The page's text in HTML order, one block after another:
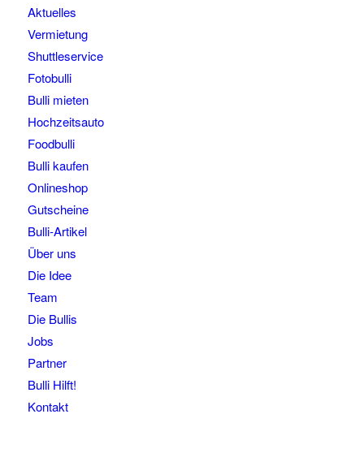
Aktuelles
Vermietung
Shuttleservice
Fotobulli
Bulli mieten
Hochzeitsauto
Foodbulli
Bulli kaufen
Onlineshop
Gutscheine
Bulli-Artikel
Über uns
Die Idee
Team
Die Bullis
Jobs
Partner
Bulli Hilft!
Kontakt